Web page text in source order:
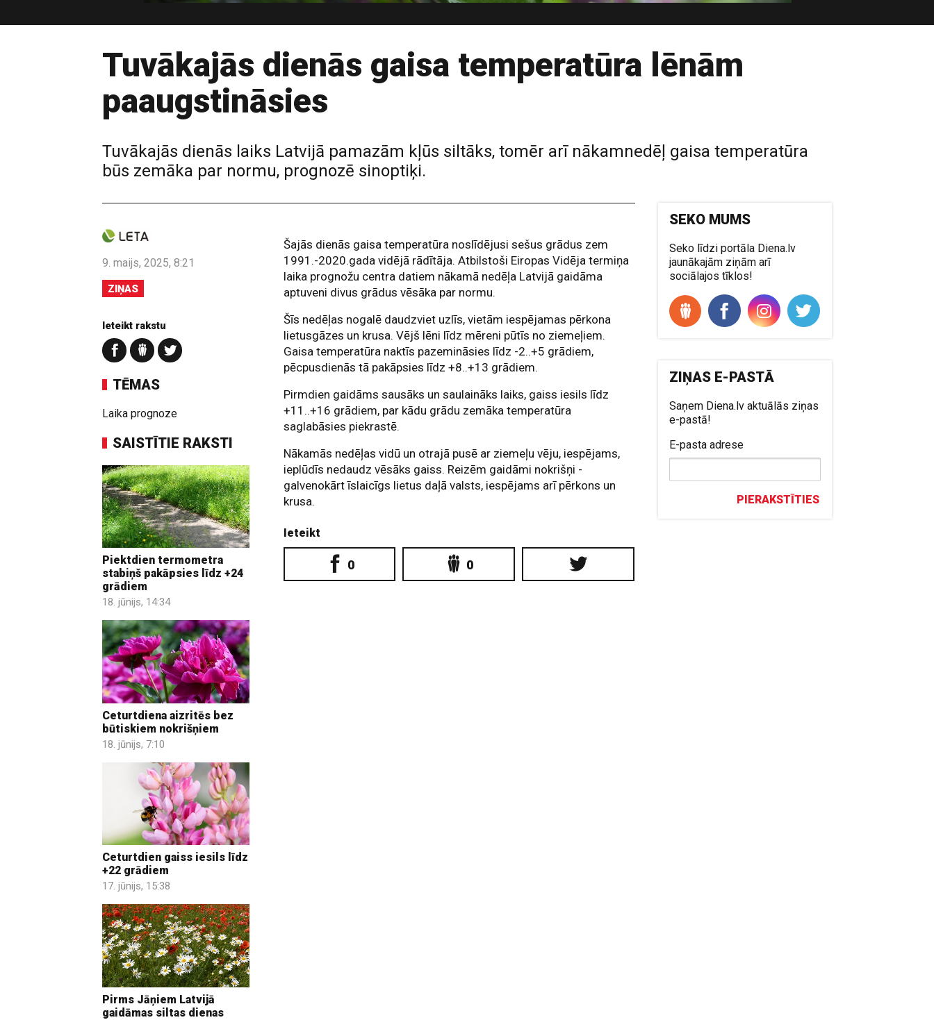
Tuvākajās dienās gaisa temperatūra lēnām
paaugstināsies
Tuvākajās dienās laiks Latvijā pamazām kļūs siltāks, tomēr arī nākamnedēļ gaisa temperatūra
būs zemāka par normu, prognozē sinoptiķi.
9. maijs, 2025, 8:21
ZIŅAS
Ieteikt rakstu
TĒMAS
Laika prognoze
SAISTĪTIE RAKSTI
Piektdien termometra
stabiņš pakāpsies līdz +24
grādiem
18. jūnijs, 14:34
Ceturtdiena aizritēs bez
būtiskiem nokrišņiem
18. jūnijs, 7:10
Ceturtdien gaiss iesils līdz
+22 grādiem
17. jūnijs, 15:38
Pirms Jāņiem Latvijā
gaidāmas siltas dienas
Šajās dienās gaisa temperatūra noslīdējusi sešus grādus zem
1991.-2020.gada vidējā rādītāja. Atbilstoši Eiropas Vidēja termiņa
laika prognožu centra datiem nākamā nedēļa Latvijā gaidāma
aptuveni divus grādus vēsāka par normu.
Šīs nedēļas nogalē daudzviet uzlīs, vietām iespējamas pērkona
lietusgāzes un krusa. Vējš lēni līdz mēreni pūtīs no ziemeļiem.
Gaisa temperatūra naktīs pazemināsies līdz -2..+5 grādiem,
pēcpusdienās tā pakāpsies līdz +8..+13 grādiem.
Pirmdien gaidāms sausāks un saulaināks laiks, gaiss iesils līdz
+11..+16 grādiem, par kādu grādu zemāka temperatūra
saglabāsies piekrastē.
Nākamās nedēļas vidū un otrajā pusē ar ziemeļu vēju, iespējams,
ieplūdīs nedaudz vēsāks gaiss. Reizēm gaidāmi nokrišņi -
galvenokārt īslaicīgs lietus daļā valsts, iespējams arī pērkons un
krusa.
Ieteikt
0 0
SEKO MUMS
Seko līdzi portāla Diena.lv
jaunākajām ziņām arī
sociālajos tīklos!
ZIŅAS E-PASTĀ
Saņem Diena.lv aktuālās ziņas
e-pastā!
E-pasta adrese
PIERAKSTĪTIES